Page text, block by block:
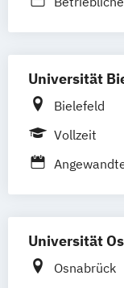
Informatik
Universität
Bielefeld
Vollzeit
Universität
Osnabrück